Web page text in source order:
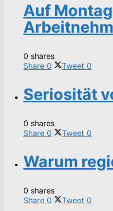
Auf
0 shares
Share 0 Tweet 0
Seriosität
0 shares
Share 0 Tweet 0
Warum
0 shares
Share 0 Tweet 0